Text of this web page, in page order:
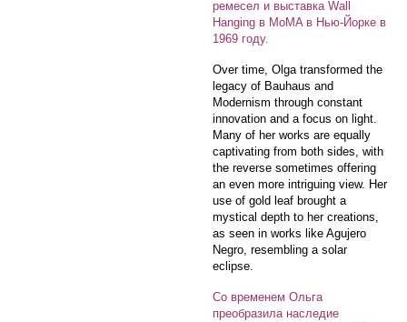
ремесел и выставка Wall
Hanging в MoMA в Нью-Йорке в
1969 году.
Over time, Olga transformed the
legacy of Bauhaus and
Modernism through constant
innovation and a focus on light.
Many of her works are equally
captivating from both sides, with
the reverse sometimes offering
an even more intriguing view. Her
use of gold leaf brought a
mystical depth to her creations,
as seen in works like Agujero
Negro, resembling a solar
eclipse.
Со временем Ольга
преобразила наследие